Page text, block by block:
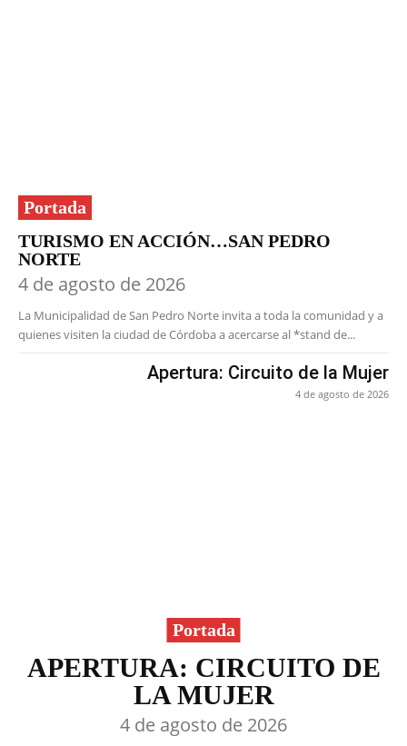
Portada
TURISMO EN ACCIÓN…SAN PEDRO
NORTE
4 de agosto de 2026
La Municipalidad de San Pedro Norte invita a toda la comunidad y a
quienes visiten la ciudad de Córdoba a acercarse al *stand de...
Apertura: Circuito de la Mujer
4 de agosto de 2026
Portada
APERTURA: CIRCUITO DE
LA MUJER
4 de agosto de 2026